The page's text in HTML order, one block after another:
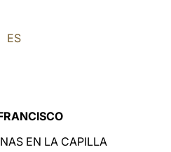
中文
ES
EN LA CAPILLA